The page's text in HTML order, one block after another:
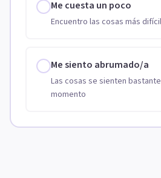
Me cuesta un poco
Encuentro las cosas más
Me siento abrumado/a
Las cosas se sienten
momento